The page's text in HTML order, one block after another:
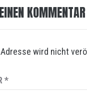
KOMMENTAR
Adresse wird nicht
*